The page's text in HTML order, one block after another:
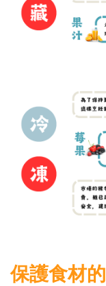
保護食材